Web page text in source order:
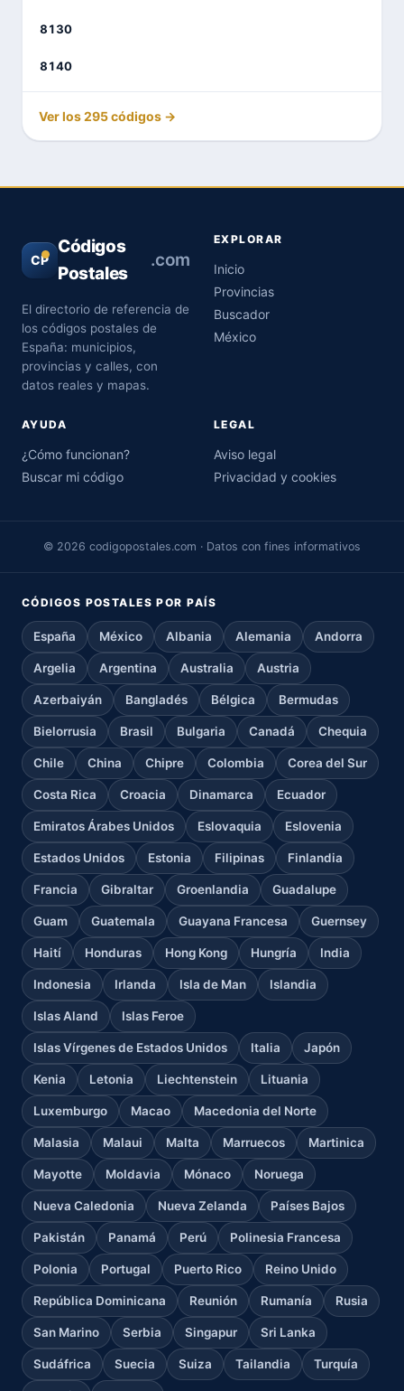
8130
8140
Ver los 295 códigos →
CP
Códigos
Postales
.com
El directorio de referencia de
los códigos postales de
España: municipios,
provincias y calles, con
datos reales y mapas.
EXPLORAR
Inicio
Provincias
Buscador
México
AYUDA
¿Cómo funcionan?
Buscar mi código
LEGAL
Aviso legal
Privacidad y cookies
© 2026 codigopostales.com · Datos con fines informativos
CÓDIGOS POSTALES POR PAÍS
España México Albania Alemania Andorra
Argelia Argentina Australia Austria
Azerbaiyán Bangladés Bélgica Bermudas
Bielorrusia Brasil Bulgaria Canadá Chequia
Chile China Chipre Colombia Corea del Sur
Costa Rica Croacia Dinamarca Ecuador
Emiratos Árabes Unidos Eslovaquia Eslovenia
Estados Unidos Estonia Filipinas Finlandia
Francia Gibraltar Groenlandia Guadalupe
Guam Guatemala Guayana Francesa Guernsey
Haití Honduras Hong Kong Hungría India
Indonesia Irlanda Isla de Man Islandia
Islas Aland Islas Feroe
Islas Vírgenes de Estados Unidos Italia Japón
Kenia Letonia Liechtenstein Lituania
Luxemburgo Macao Macedonia del Norte
Malasia Malaui Malta Marruecos Martinica
Mayotte Moldavia Mónaco Noruega
Nueva Caledonia Nueva Zelanda Países Bajos
Pakistán Panamá Perú Polinesia Francesa
Polonia Portugal Puerto Rico Reino Unido
República Dominicana Reunión Rumanía Rusia
San Marino Serbia Singapur Sri Lanka
Sudáfrica Suecia Suiza Tailandia Turquía